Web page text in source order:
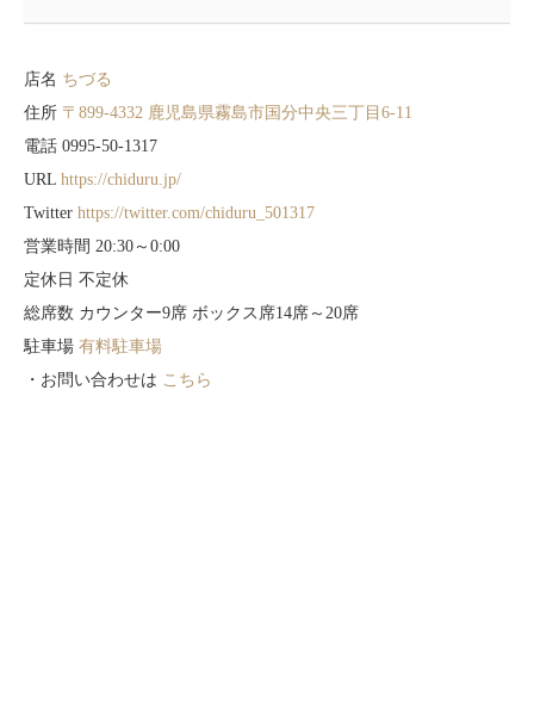
店名 ちづる
住所 〒899-4332 鹿児島県霧島市国分中央三丁目6-11
電話 0995-50-1317
URL https://chiduru.jp/
Twitter https://twitter.com/chiduru_501317
営業時間 20:30～0:00
定休日 不定休
総席数 カウンター9席 ボックス席14席～20席
駐車場 有料駐車場
・お問い合わせは こちら